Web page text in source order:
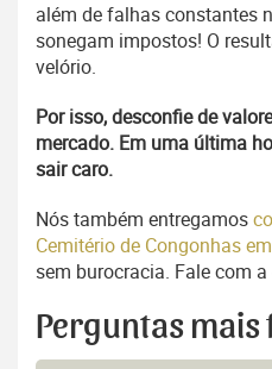
além de falhas constantes
sonegam impostos! O
velório.
Por isso, desconfie de
mercado. Em uma última
sair caro.
Nós também entregamos
Cemitério de Congonhas
sem burocracia. Fale com
Perguntas mais